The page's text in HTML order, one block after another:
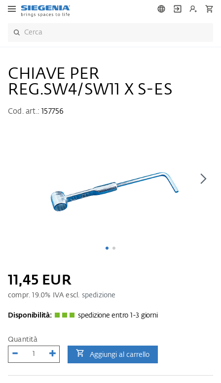
CHIAVE PER
REG.SW4/SW11 X S-ES
Cod. art.: 157756
11,45 EUR
compr.19.0% IVA escl. spedizione
Disponibilità: spedizione entro 1-3 giorni
Quantità
Aggiungi al carrello